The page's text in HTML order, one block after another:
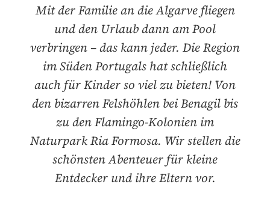
Mit der Familie an die Algarve fliegen
und den Urlaub dann am Pool
verbringen – das kann jeder. Die Region
im Süden Portugals hat schließlich
auch für Kinder so viel zu bieten! Von
den bizarren Felshöhlen bei Benagil bis
zu den Flamingo-Kolonien im
Naturpark Ria Formosa. Wir stellen die
schönsten Abenteuer für kleine
Entdecker und ihre Eltern vor.